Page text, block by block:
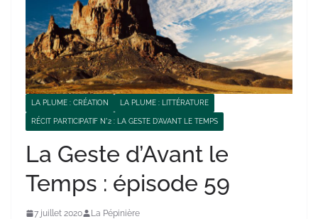
LA PLUME : CRÉATION LA PLUME : LITTÉRATURE
RÉCIT PARTICIPATIF N°2 : LA GESTE D'AVANT LE TEMPS
La Geste d’Avant le
Temps : épisode 59
7 juillet 2020 La Pépinière